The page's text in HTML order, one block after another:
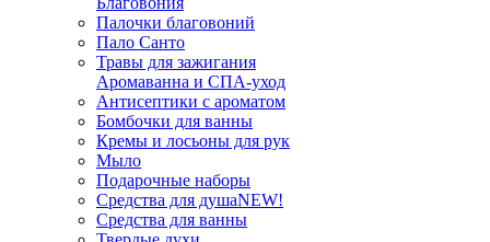
Палочки благовоний
Пало Санто
Травы для зажигания
Аромаванна и СПА-уход
Антисептики с ароматом
Бомбочки для ванны
Кремы и лосьоны для рук
Мыло
Подарочные наборы
Средства для душаNEW!
Средства для ванны